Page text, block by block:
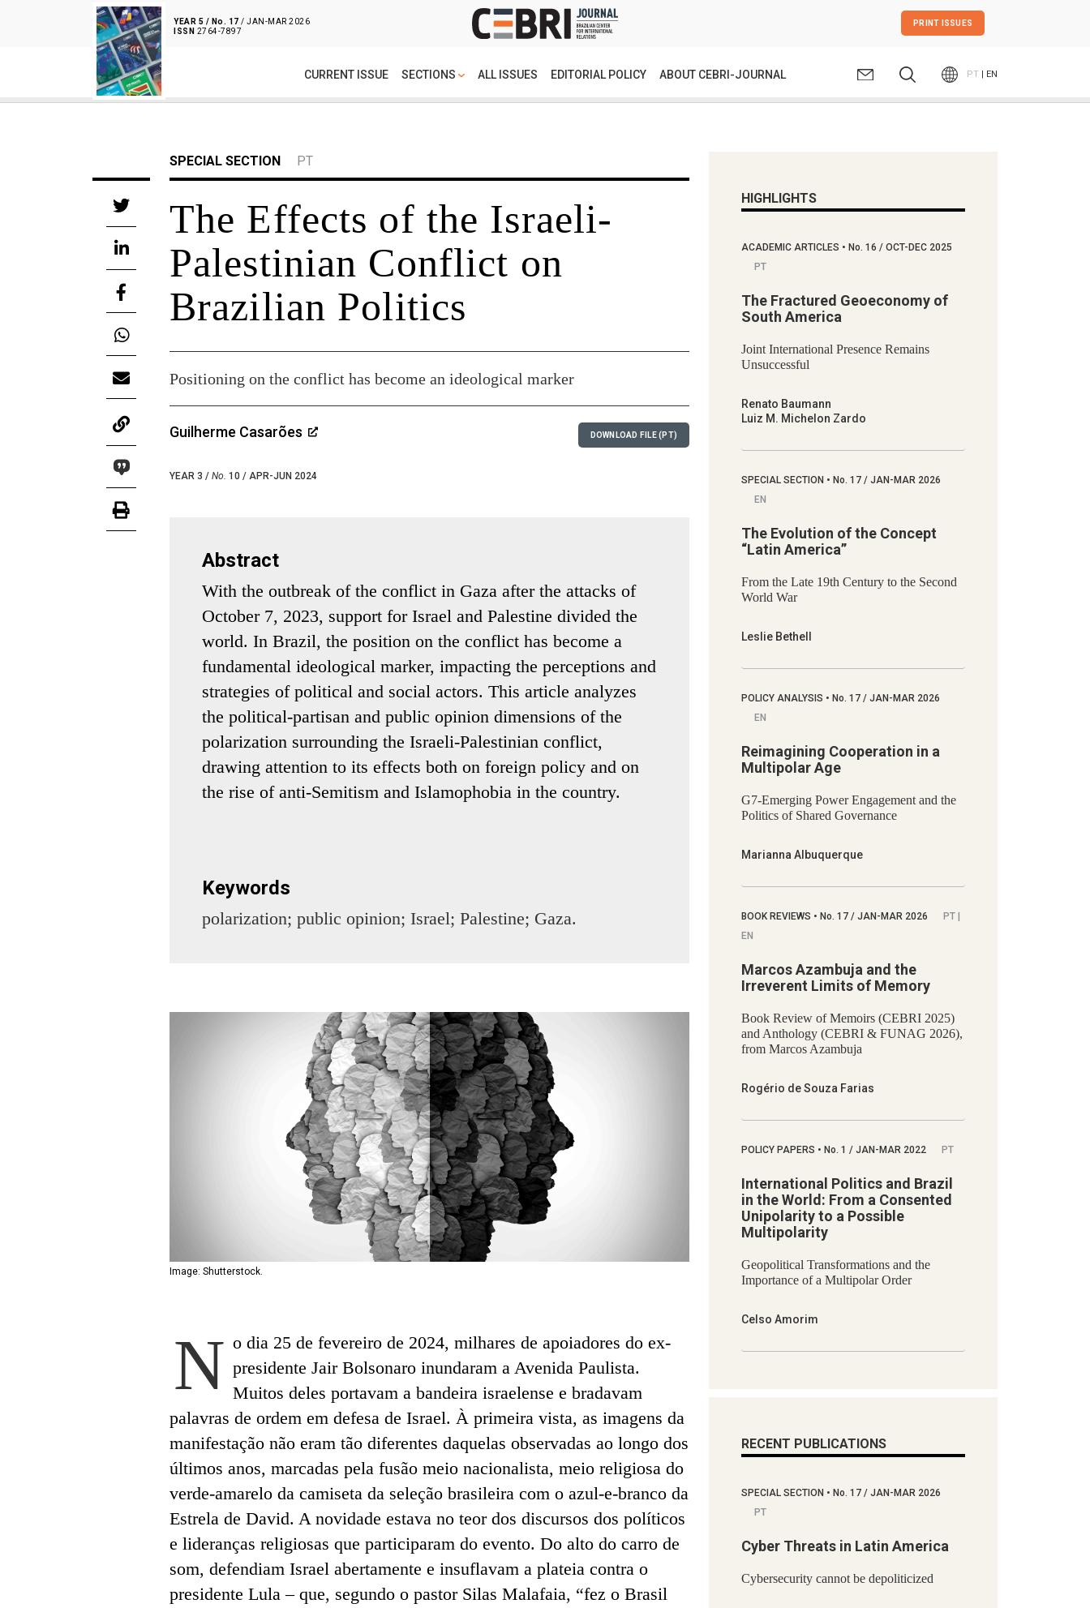
YEAR 5 / No. 17 / JAN-MAR 2026
ISSN 2764-7897
PRINT ISSUES
CURRENT ISSUE SECTIONS ALL ISSUES EDITORIAL POLICY ABOUT CEBRI-JOURNAL PT | EN
SPECIAL SECTION PT
The Effects of the Israeli-
Palestinian Conflict on
Brazilian Politics
Positioning on the conflict has become an ideological marker
Guilherme Casarões
YEAR 3 / No. 10 / APR-JUN 2024
DOWNLOAD FILE (PT)
Abstract
With the outbreak of the conflict in Gaza after the attacks of
October 7, 2023, support for Israel and Palestine divided the
world. In Brazil, the position on the conflict has become a
fundamental ideological marker, impacting the perceptions and
strategies of political and social actors. This article analyzes
the political-partisan and public opinion dimensions of the
polarization surrounding the Israeli-Palestinian conflict,
drawing attention to its effects both on foreign policy and on
the rise of anti-Semitism and Islamophobia in the country.
Keywords
polarization; public opinion; Israel; Palestine; Gaza.
Image: Shutterstock.
N o dia 25 de fevereiro de 2024, milhares de apoiadores do ex-
presidente Jair Bolsonaro inundaram a Avenida Paulista.
Muitos deles portavam a bandeira israelense e bradavam
palavras de ordem em defesa de Israel. À primeira vista, as imagens da
manifestação não eram tão diferentes daquelas observadas ao longo dos
últimos anos, marcadas pela fusão meio nacionalista, meio religiosa do
verde-amarelo da camiseta da seleção brasileira com o azul-e-branco da
Estrela de David. A novidade estava no teor dos discursos dos políticos
e lideranças religiosas que participaram do evento. Do alto do carro de
som, defendiam Israel abertamente e insuflavam a plateia contra o
presidente Lula – que, segundo o pastor Silas Malafaia, “fez o Brasil
HIGHLIGHTS
ACADEMIC ARTICLES • No. 16 / OCT-DEC 2025
PT
The Fractured Geoeconomy of
South America
Joint International Presence Remains
Unsuccessful
Renato Baumann
Luiz M. Michelon Zardo
SPECIAL SECTION • No. 17 / JAN-MAR 2026
EN
The Evolution of the Concept
“Latin America”
From the Late 19th Century to the Second
World War
Leslie Bethell
POLICY ANALYSIS • No. 17 / JAN-MAR 2026
EN
Reimagining Cooperation in a
Multipolar Age
G7-Emerging Power Engagement and the
Politics of Shared Governance
Marianna Albuquerque
BOOK REVIEWS • No. 17 / JAN-MAR 2026
PT |
EN
Marcos Azambuja and the
Irreverent Limits of Memory
Book Review of Memoirs (CEBRI 2025)
and Anthology (CEBRI & FUNAG 2026),
from Marcos Azambuja
Rogério de Souza Farias
POLICY PAPERS • No. 1 / JAN-MAR 2022 PT
International Politics and Brazil
in the World: From a Consented
Unipolarity to a Possible
Multipolarity
Geopolitical Transformations and the
Importance of a Multipolar Order
Celso Amorim
RECENT PUBLICATIONS
SPECIAL SECTION • No. 17 / JAN-MAR 2026
PT
Cyber Threats in Latin America
Cybersecurity cannot be depoliticized